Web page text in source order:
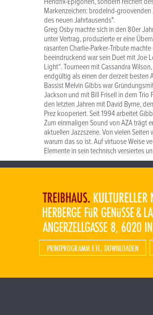
Markenzeichen: brodelnd-
des neuen Jahrtausends".
Greg Osby machte sich in den 80er
unter Vertrag, produzierte er eine
rasanten Charlie-Parker-Tribute
beeindruckend war sein Duet mit Joe
Light“. Tourneen mit Cassandra
endgültig als einen der derzeit besten
Bassist Melvin Gibbs war
Jackson und mit Bill Frisell in dem
den letzten Jahren mit David Byrne,
Prez kooperiert. Seit 1994 arbeitet
Zum einmaligen Sound von AZA trägt
aktuellen Jazzszene. Von vielen
warum das so ist. Auf virtuose Weise
Elemente in sein technisch versiertes
PRINTPROGRAMM ETC. DOWNLOADEN